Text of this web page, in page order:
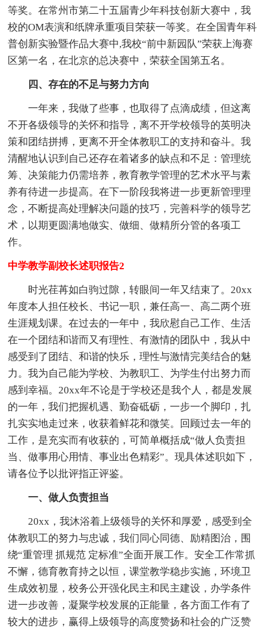
等奖。在常州市第二十五届青少年科技创新大赛中，我
校的OM表演和纸牌承重项目荣获一等奖。在全国青年科
普创新实验暨作品大赛中,我校“前中新园队”荣获上海赛
区第一名，在北京的总决赛中，荣获全国第五名。
四、存在的不足与努力方向
一年来，我做了些事，也取得了点滴成绩，但这离
不开各级领导的关怀和指导，离不开学校领导的英明决
策和团结拼搏，更离不开全体教职工的支持和奋斗。我
清醒地认识到自己还存在着诸多的缺点和不足：管理统
筹、决策能力仍需培养，教育教学管理的艺术水平与素
养有待进一步提高。在下一阶段我将进一步更新管理理
念，不断提高处理解决问题的技巧，完善科学的领导艺
术，以期更圆满地做实、做细、做精所分管的各项工
作。
中学教学副校长述职报告2
时光荏苒如白驹过隙，转眼间一年又结束了。20xx
年度本人担任校长、书记一职，兼任高一、高二两个班
生涯规划课。在过去的一年中，我欣慰自己工作、生活
在一个团结和谐而又有理性、有激情的团队中，我从中
感受到了团结、和谐的快乐，理性与激情完美结合的魅
力。我为自己能为学校、为教职工、为学生付出努力而
感到幸福。20xx年不论是于学校还是我个人，都是发展
的一年，我们把握机遇、勤奋砥砺，一步一个脚印，扎
扎实实地走过来，收获着鲜花和微笑。回顾过去一年的
工作，是充实而有收获的，可简单概括成“做人负责担
当、做事用心用情、事业出色精彩”。现具体述职如下，
请各位予以批评指正评鉴。
一、做人负责担当
20xx，我沐浴着上级领导的关怀和厚爱，感受到全
体教职工的努力与忠诚，我们同心同德、励精图治，围
绕“重管理 抓规范 定标准”全面开展工作。安全工作常抓
不懈，德育教育持之以恒，课堂教学稳步实施，环境卫
生成效初显，校务公开强化民主和民主建设，办学条件
进一步改善，凝聚学校发展的正能量，各方面工作有了
较大的进步，赢得上级领导的高度赞扬和社会的广泛赞